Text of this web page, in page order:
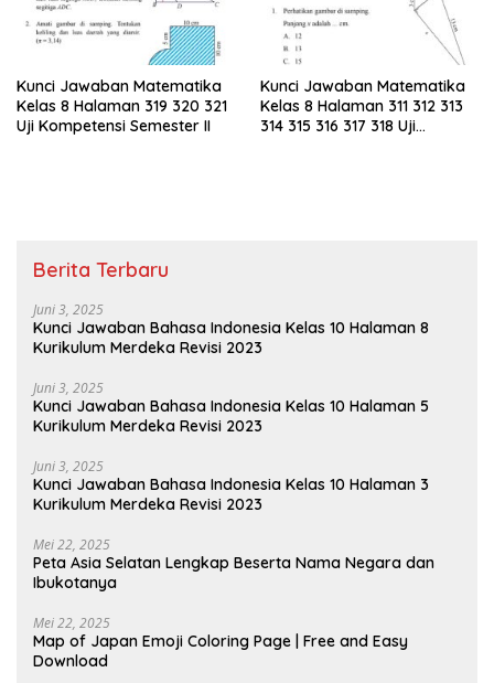
Kunci Jawaban Matematika
Kelas 8 Halaman 319 320 321
Uji Kompetensi Semester II
Kunci Jawaban Matematika
Kelas 8 Halaman 311 312 313
314 315 316 317 318 Uji
Berita Terbaru
Juni 3, 2025
Kunci Jawaban Bahasa Indonesia Kelas 10 Halaman 8
Kurikulum Merdeka Revisi 2023
Juni 3, 2025
Kunci Jawaban Bahasa Indonesia Kelas 10 Halaman 5
Kurikulum Merdeka Revisi 2023
Juni 3, 2025
Kunci Jawaban Bahasa Indonesia Kelas 10 Halaman 3
Kurikulum Merdeka Revisi 2023
Mei 22, 2025
Peta Asia Selatan Lengkap Beserta Nama Negara dan
Ibukotanya
Mei 22, 2025
Map of Japan Emoji Coloring Page | Free and Easy
Download